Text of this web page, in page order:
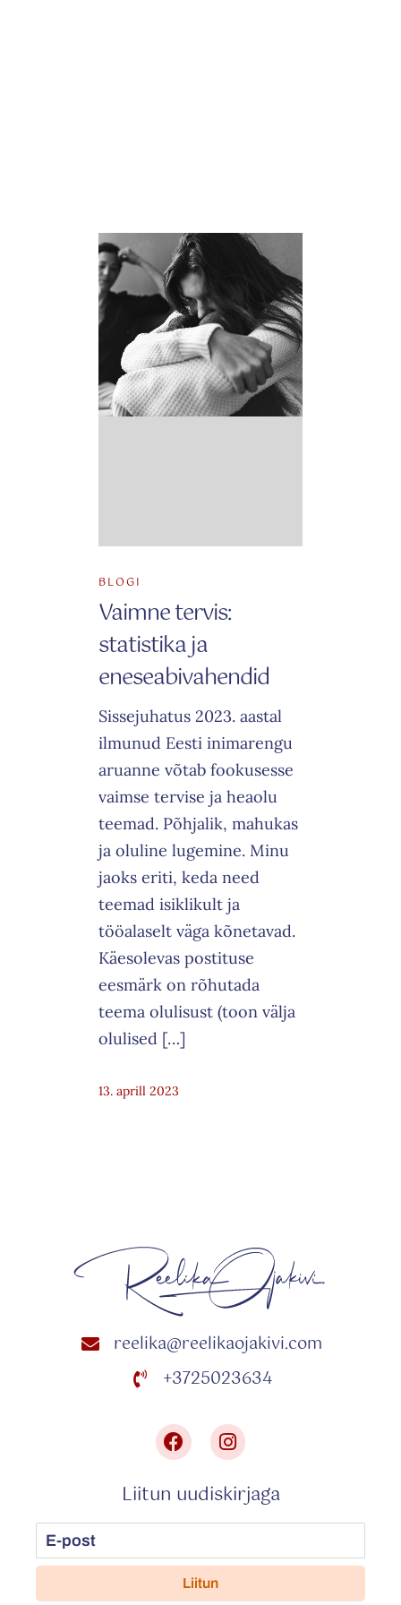
BLOGI
Vaimne tervis:
statistika ja
eneseabivahendid
Sissejuhatus 2023. aastal
ilmunud Eesti inimarengu
aruanne võtab fookusesse
vaimse tervise ja heaolu
teemad. Põhjalik, mahukas
ja oluline lugemine. Minu
jaoks eriti, keda need
teemad isiklikult ja
tööalaselt väga kõnetavad.
Käesolevas postituse
eesmärk on rõhutada
teema olulisust (toon välja
olulised […]
13. aprill 2023
reelika@reelikaojakivi.com
+3725023634
Liitun uudiskirjaga
Liitun
perform postures but in how it positively
changes the way we live our life and our
relationships.